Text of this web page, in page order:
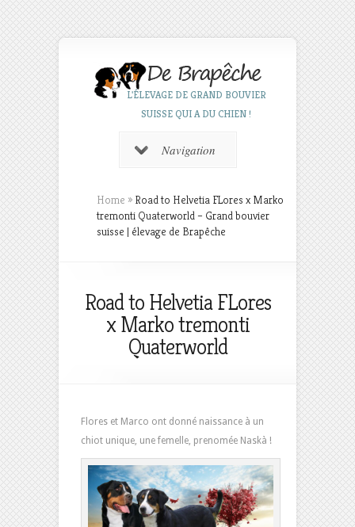
L'ÉLEVAGE DE GRAND BOUVIER
SUISSE QUI A DU CHIEN !
Navigation
Home » Road to Helvetia FLores x Marko
tremonti Quaterworld – Grand bouvier
suisse | élevage de Brapêche
Road to Helvetia FLores
x Marko tremonti
Quaterworld
Flores et Marco ont donné naissance à un
chiot unique, une femelle, prenomée Naskà !